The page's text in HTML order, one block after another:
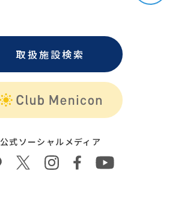
取扱施設検索
公式ソーシャルメディア